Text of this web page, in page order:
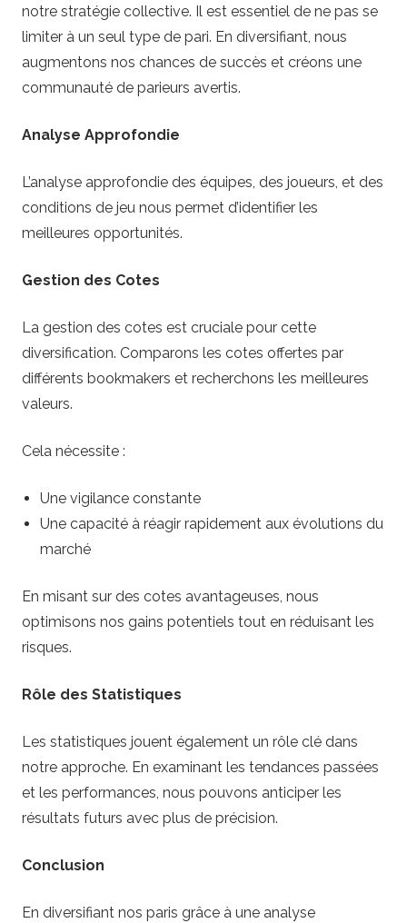
notre stratégie collective. Il est essentiel de ne pas se
limiter à un seul type de pari. En diversifiant, nous
augmentons nos chances de succès et créons une
communauté de parieurs avertis.
Analyse Approfondie
L’analyse approfondie des équipes, des joueurs, et des
conditions de jeu nous permet d’identifier les
meilleures opportunités.
Gestion des Cotes
La gestion des cotes est cruciale pour cette
diversification. Comparons les cotes offertes par
différents bookmakers et recherchons les meilleures
valeurs.
Cela nécessite :
Une vigilance constante
Une capacité à réagir rapidement aux évolutions du
marché
En misant sur des cotes avantageuses, nous
optimisons nos gains potentiels tout en réduisant les
risques.
Rôle des Statistiques
Les statistiques jouent également un rôle clé dans
notre approche. En examinant les tendances passées
et les performances, nous pouvons anticiper les
résultats futurs avec plus de précision.
Conclusion
En diversifiant nos paris grâce à une analyse